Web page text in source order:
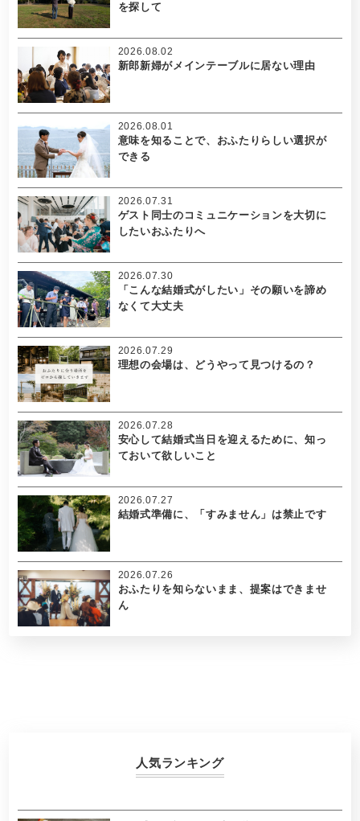
を探して
新郎新婦がメインテーブルに居ない理由
2026.08.02
意味を知ることで、おふたりらしい選択が
できる
2026.08.01
ゲスト同士のコミュニケーションを大切に
したいおふたりへ
2026.07.31
「こんな結婚式がしたい」その願いを諦め
なくて大丈夫
2026.07.30
理想の会場は、どうやって見つけるの？
2026.07.29
安心して結婚式当日を迎えるために、知っ
ておいて欲しいこと
2026.07.28
結婚式準備に、「すみません」は禁止です
2026.07.27
おふたりを知らないまま、提案はできませ
ん
2026.07.26
人気ランキング